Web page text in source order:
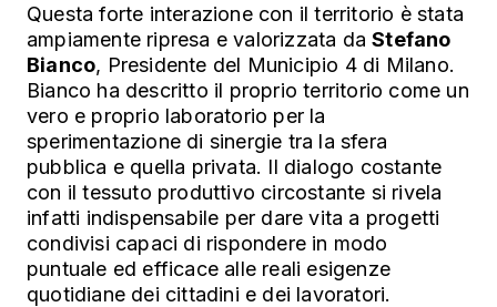
Questa forte interazione con il territorio è stata
ampiamente ripresa e valorizzata daStefano
Bianco, Presidente del Municipio 4 di Milano.
Bianco ha descritto il proprio territorio come un
vero e proprio laboratorio per la
sperimentazione di sinergie tra la sfera
pubblica e quella privata. Il dialogo costante
con il tessuto produttivo circostante si rivela
infatti indispensabile per dare vita a progetti
condivisi capaci di rispondere in modo
puntuale ed efficace alle reali esigenze
quotidiane dei cittadini e dei lavoratori.